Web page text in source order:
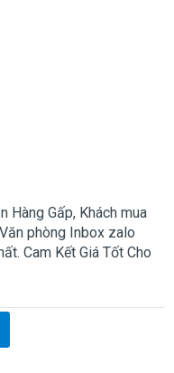
Hàng Gấp, Khách mua
phòng Inbox zalo
Cam Kết Giá Tốt Cho